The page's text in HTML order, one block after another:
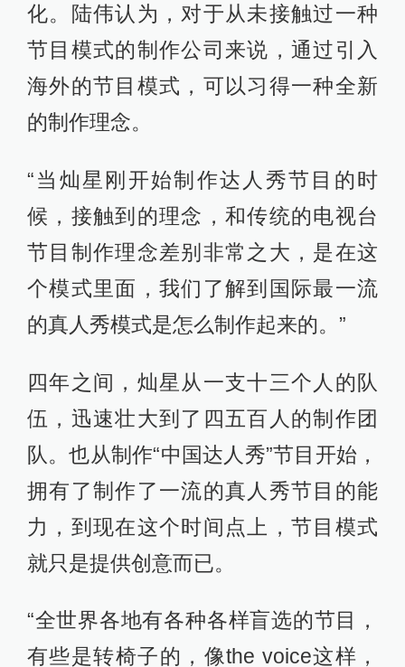
化。陆伟认为，对于从未接触过一种
节目模式的制作公司来说，通过引入
海外的节目模式，可以习得一种全新
的制作理念。
“当灿星刚开始制作达人秀节目的时
候，接触到的理念，和传统的电视台
节目制作理念差别非常之大，是在这
个模式里面，我们了解到国际最一流
的真人秀模式是怎么制作起来的。”
四年之间，灿星从一支十三个人的队
伍，迅速壮大到了四五百人的制作团
队。也从制作“中国达人秀”节目开始，
拥有了制作了一流的真人秀节目的能
力，到现在这个时间点上，节目模式
就只是提供创意而已。
“全世界各地有各种各样盲选的节目，
有些是转椅子的，像the voice这样，